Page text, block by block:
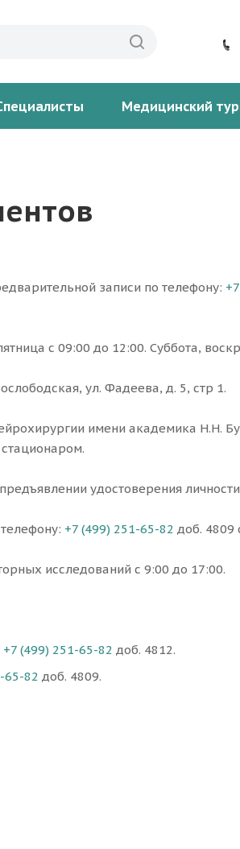
Медицинский
записи по телефону:
с 09:00 до 12:00. Суббота,
ул. Фадеева, д. 5, стр 1.
имени академика Н.Н.
удостоверения личности
+7 (499) 251-65-82 доб. 4809
исследований с 9:00 до 17:00.
+7 (499) 251-65-82 доб. 4812.
65-82 доб. 4809.